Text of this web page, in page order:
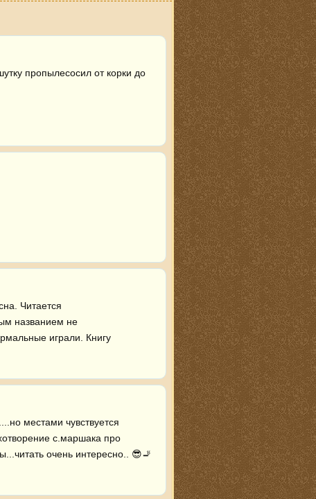
пропылесосил от корки до
Читается
названием не
играли. Книгу
местами чувствуется
с.маршака про
очень интересно.. 😎🚬